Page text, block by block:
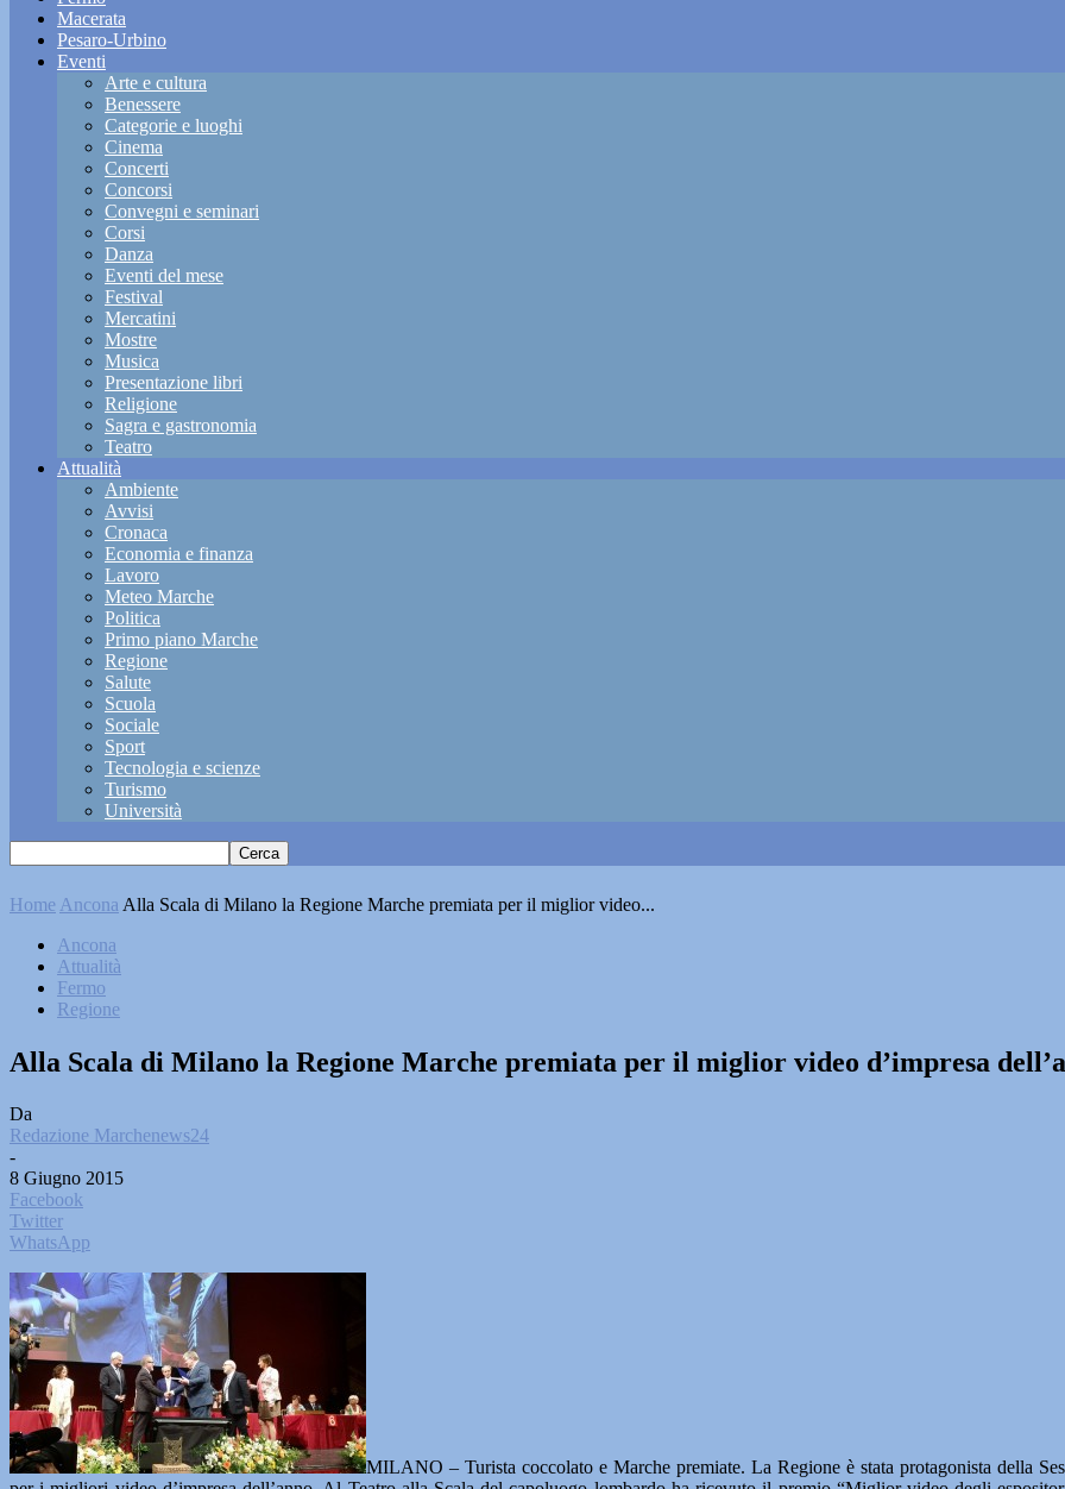
Macerata
Pesaro-Urbino
Eventi
Arte e cultura
Benessere
Categorie e luoghi
Cinema
Concerti
Concorsi
Convegni e seminari
Corsi
Danza
Eventi del mese
Festival
Mercatini
Mostre
Musica
Presentazione libri
Religione
Sagra e gastronomia
Teatro
Attualità
Ambiente
Avvisi
Cronaca
Economia e finanza
Lavoro
Meteo Marche
Politica
Primo piano Marche
Regione
Salute
Scuola
Sociale
Sport
Tecnologia e scienze
Turismo
Università
Home Ancona Alla Scala di Milano la Regione Marche premiata per il miglior video...
Ancona
Attualità
Fermo
Regione
Alla Scala di Milano la Regione Marche premiata per il miglior video d’impresa
Da
Redazione Marchenews24
-
8 Giugno 2015
Facebook
Twitter
WhatsApp
MILANO – Turista coccolato e Marche premiate. La Regione è stata protagonista della